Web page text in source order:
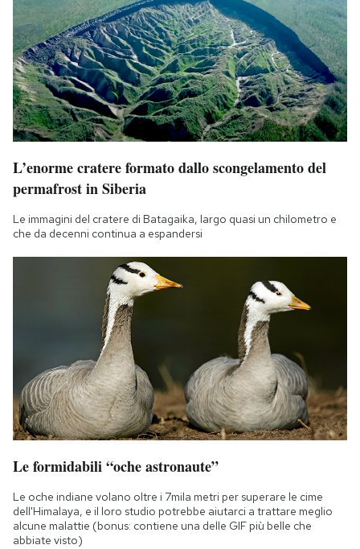
L’enorme cratere formato dallo scongelamento del
permafrost in Siberia
Le immagini del cratere di Batagaika, largo quasi un chilometro e
che da decenni continua a espandersi
Le formidabili “oche astronaute”
Le oche indiane volano oltre i 7mila metri per superare le cime
dell'Himalaya, e il loro studio potrebbe aiutarci a trattare meglio
alcune malattie (bonus: contiene una delle GIF più belle che
abbiate visto)